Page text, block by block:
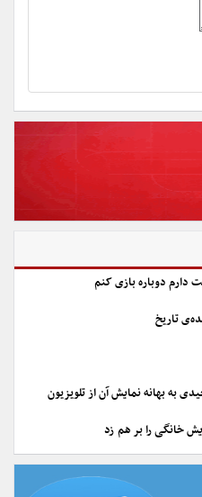
دارم دوباره بازی کنم
تاریخ
به بهانه نمایش آن از تلویزیون
خانگی را بر هم زد